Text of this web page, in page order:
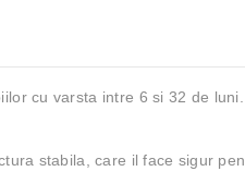
cu varsta intre 6 si 32 de
stabila, care il face sigur